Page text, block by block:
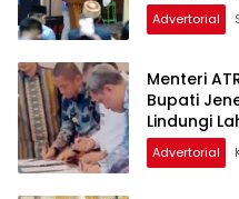
Advertorial
Menteri
Bupati
Lindungi
Advertorial